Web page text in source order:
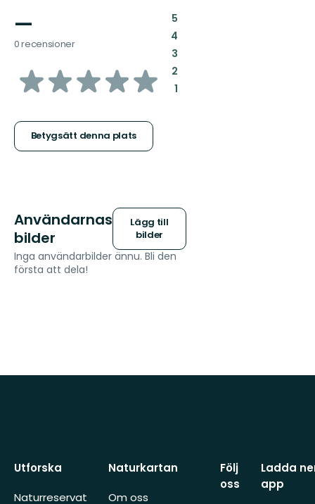
—
0 recensioner
av
stjärnor
Betygsätt denna plats
5:
4:
3:
2:
1:
Användarnas
bilder
Lägg till
bilder
Inga användarbilder ännu. Bli den
första att dela!
Utforska
Naturreservat
Naturkartan
Om oss
Följ
oss
Ladda
app